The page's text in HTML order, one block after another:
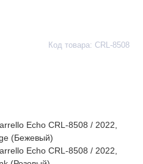
Код товара: CRL-8508